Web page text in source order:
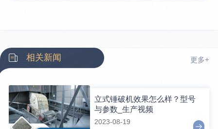
相关新闻 更多+
立式锤破机效果怎么样？型号
与参数_生产视频
2023-08-19